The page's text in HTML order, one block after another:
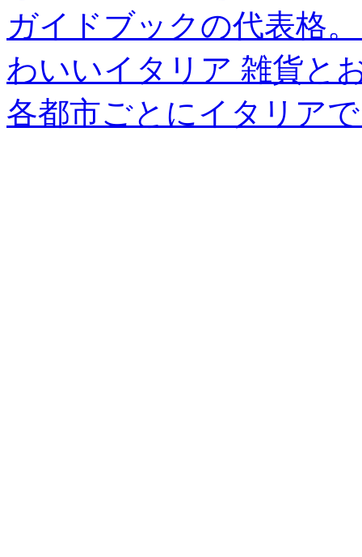
ガイドブックの代表格
わいいイタリア 雑貨と
各都市ごとにイタリア